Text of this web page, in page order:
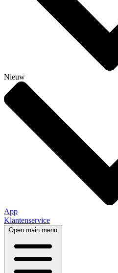
Nieuw
App
Klantenservice
Open main menu